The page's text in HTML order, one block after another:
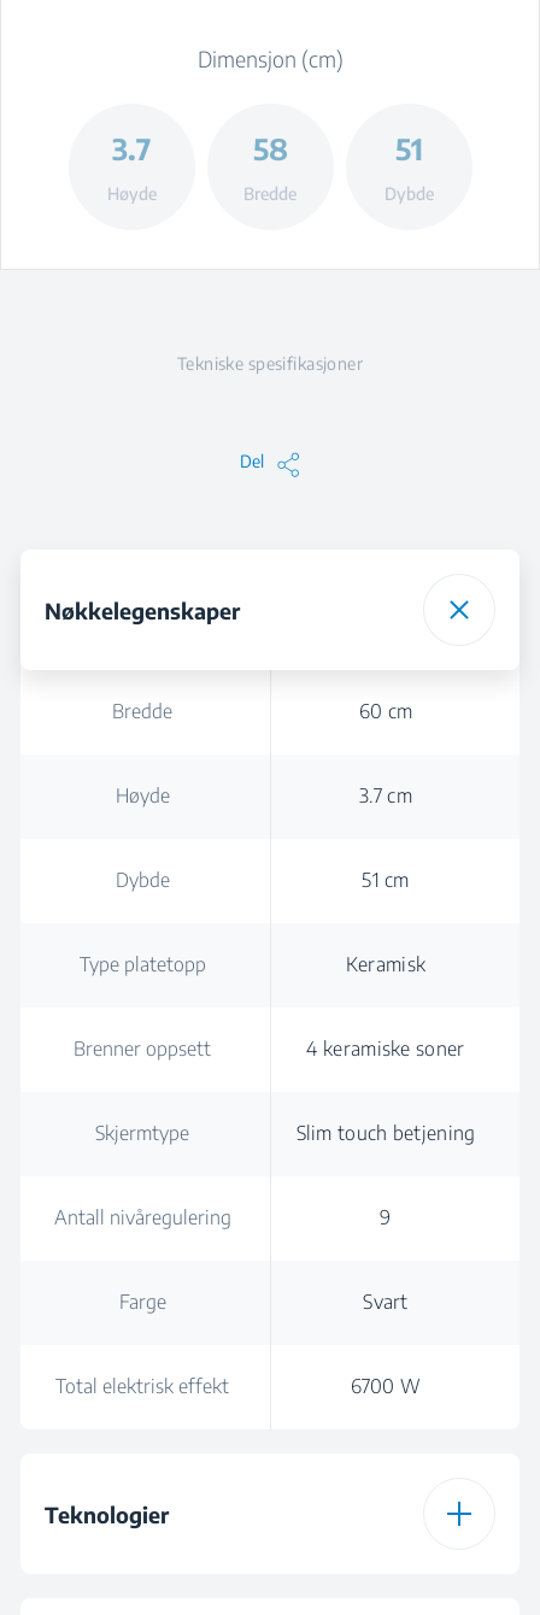
Dimensjon (cm)
3.7
Høyde
58
Bredde
51
Dybde
Tekniske spesifikasjoner
Del
Nøkkelegenskaper
Bredde 60 cm
Høyde 3.7 cm
Dybde 51 cm
Type platetopp Keramisk
Brenner oppsett 4 keramiske soner
Skjermtype Slim touch betjening
Antall nivåregulering 9
Farge Svart
Total elektrisk effekt 6700 W
Teknologier